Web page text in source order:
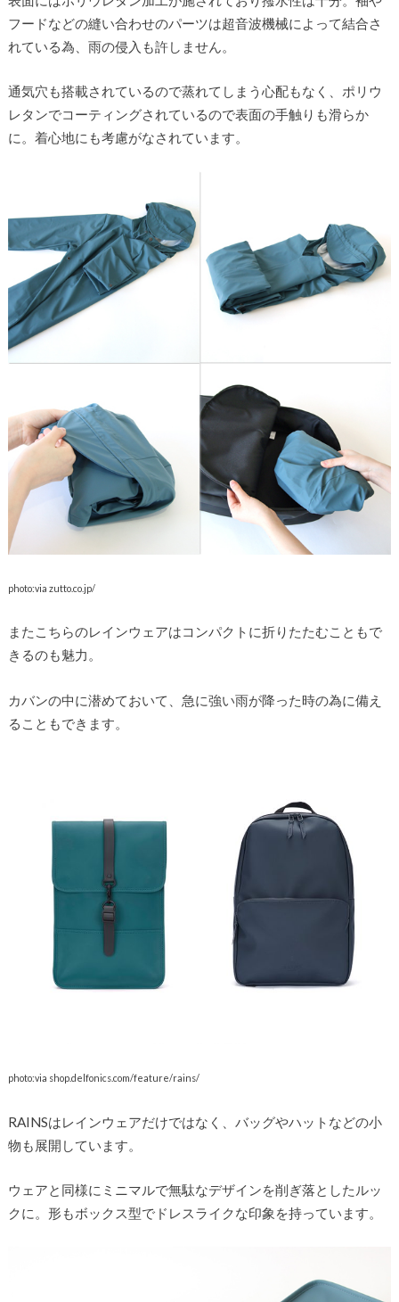
フードなどの縫い合わせのパーツは超音波機械によって結合さ
れている為、雨の侵入も許しません。
通気穴も搭載されているので蒸れてしまう心配もなく、ポリウ
レタンでコーティングされているので表面の手触りも滑らか
に。着心地にも考慮がなされています。
photo:via zutto.co.jp/
またこちらのレインウェアはコンパクトに折りたたむこともで
きるのも魅力。
カバンの中に潜めておいて、急に強い雨が降った時の為に備え
ることもできます。
photo:via shop.delfonics.com/feature/rains/
RAINSはレインウェアだけではなく、バッグやハットなどの小
物も展開しています。
ウェアと同様にミニマルで無駄なデザインを削ぎ落としたルッ
クに。形もボックス型でドレスライクな印象を持っています。